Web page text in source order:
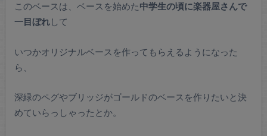
このベースは、ベースを始めた中学生の頃に楽器屋さんで
一目ぼれして
いつかオリジナルベースを作ってもらえるようになった
ら、
深緑のペグやブリッジがゴールドのベースを作りたいと決
めていらっしゃったとか。